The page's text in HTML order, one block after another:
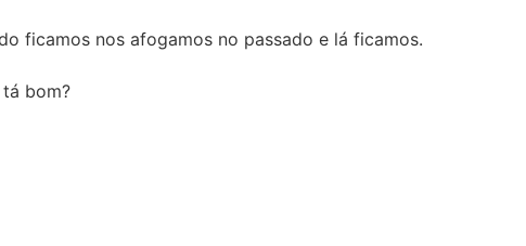
ficamos nos afogamos no passado e lá ficamos.
bom?